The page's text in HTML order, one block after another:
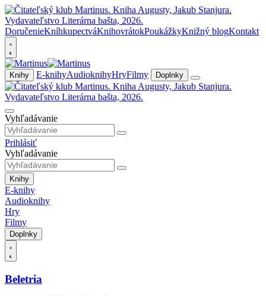
DoručenieKníhkupectváKnihovrátokPoukážkyKnižný blogKontakt
Knihy E-knihyAudioknihyHryFilmy Doplnky
Vyhľadávanie
Prihlásiť
Vyhľadávanie
Knihy
E-knihy
Audioknihy
Hry
Filmy
Doplnky
Beletria